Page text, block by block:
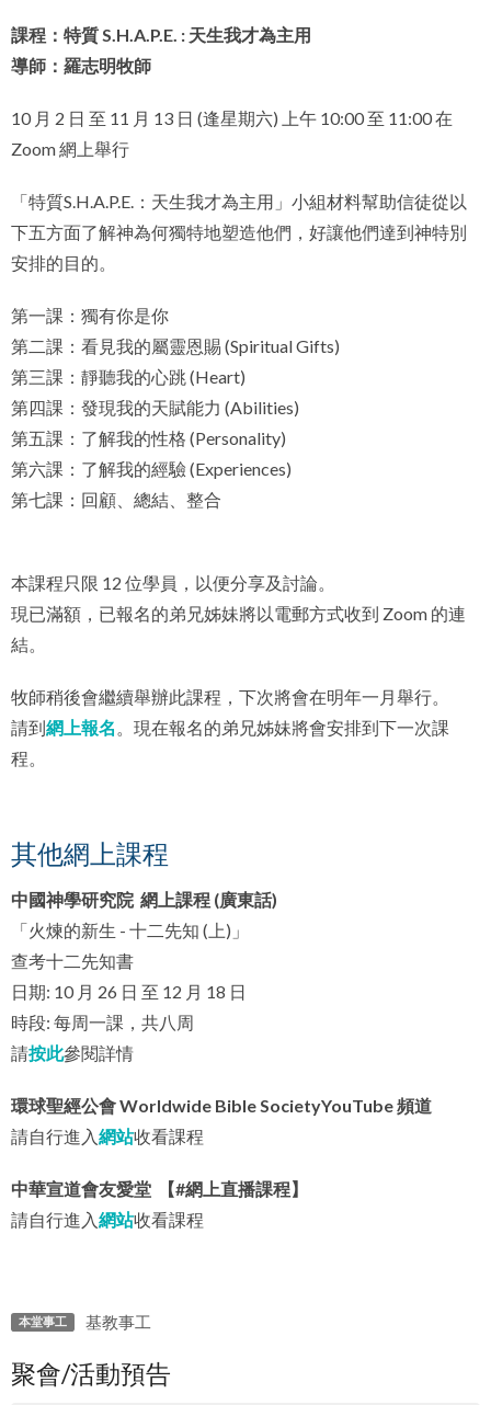
課程：特質 S.H.A.P.E. : 天生我才為主用
導師： 羅志明牧師
10 月 2 日 至 11 月 13 日 (逢星期六) 上午 10:00 至 11:00 在
Zoom 網上舉行
「特質S.H.A.P.E.：天生我才為主用」小組材料幫助信徒從以
下五方面了解神為何獨特地塑造他們，好讓他們達到神特別
安排的目的。
第一課：獨有你是你
第二課：看見我的屬靈恩賜 (Spiritual Gifts)
第三課：靜聽我的心跳 (Heart)
第四課：發現我的天賦能力 (Abilities)
第五課：了解我的性格 (Personality)
第六課：了解我的經驗 (Experiences)
第七課：回顧、總結、整合
本課程只限 12 位學員，以便分享及討論。
現已滿額，已報名的弟兄姊妹將以電郵方式收到 Zoom 的連
結。
牧師稍後會繼續舉辦此課程，下次將會在明年一月舉行。
請到網上報名 。現在報名的弟兄姊妹將會安排到下一次課
程。
其他網上課程
中國神學研究院 網上課程 (廣東話)
「火煉的新生 - 十二先知 (上)」
查考十二先知書
日期: 10 月 26 日 至 12 月 18 日
時段: 每周一課，共八周
請按此參閱詳情
環球聖經公會 Worldwide Bible SocietyYouTube 頻道
請自行進入 網站收看課程
中華宣道會友愛堂 【#網上直播課程】
請自行進入 網站收看課程
本堂事工 基教事工
聚會/活動預告